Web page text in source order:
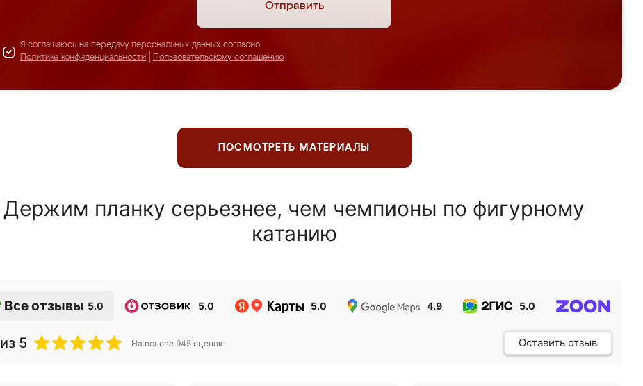
Отправить
Я соглашаюсь на передачу персональных данных согласно
Политике конфиденциальности
Пользовательскому соглашению
ПОСМОТРЕТЬ МАТЕРИАЛЫ
Держим планку серьезнее, чем чемпионы по фигурному
катанию
Все отзывы 5.0 5.0 5.0 4.9 5.0
из 5 На основе 945 оценок Оставить отзыв